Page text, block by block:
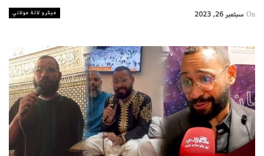
ميكرو لالة مولاتي On سبتمبر 26, 2023